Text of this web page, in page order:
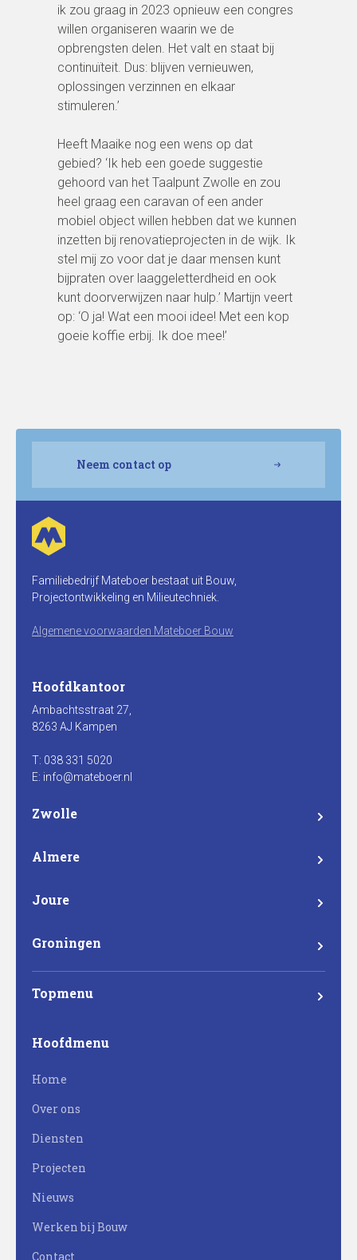
ik zou graag in 2023 opnieuw een congres
willen organiseren waarin we de
opbrengsten delen. Het valt en staat bij
continuïteit. Dus: blijven vernieuwen,
oplossingen verzinnen en elkaar
stimuleren.’
Heeft Maaike nog een wens op dat
gebied? ‘Ik heb een goede suggestie
gehoord van het Taalpunt Zwolle en zou
heel graag een caravan of een ander
mobiel object willen hebben dat we kunnen
inzetten bij renovatieprojecten in de wijk. Ik
stel mij zo voor dat je daar mensen kunt
bijpraten over laaggeletterdheid en ook
kunt doorverwijzen naar hulp.’ Martijn veert
op: ‘O ja! Wat een mooi idee! Met een kop
goeie koffie erbij. Ik doe mee!’
Neem contact op
Familiebedrijf Mateboer bestaat uit Bouw,
Projectontwikkeling en Milieutechniek.
Algemene voorwaarden Mateboer Bouw
Hoofdkantoor
Ambachtsstraat 27,
8263 AJ Kampen
T: 038 331 5020
E: info@mateboer.nl
Zwolle
8042 PD Zwolle
Almere
1317 NZ Almere
Joure
8501 XC Joure
Groningen
Hoofdmenu
Home
Over ons
Diensten
Projecten
Nieuws
Werken bij Bouw
Contact
Topmenu